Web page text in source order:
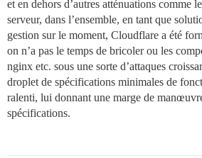
et en dehors d’autres atténuations comme
serveur, dans l’ensemble, en tant que
gestion sur le moment, Cloudflare a été
on n’a pas le temps de bricoler ou les
nginx etc. sous une sorte d’attaques
droplet de spécifications minimales de
ralenti, lui donnant une marge de
spécifications.